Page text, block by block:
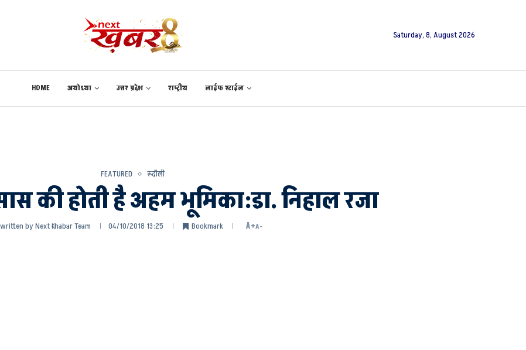
Saturday, 8, August 2026
HOME अयोध्या उत्तर प्रदेश राष्ट्रीय लाईफ स्टाईल
FEATURED रूदौली
की होती है अहम भूमिका:डा. निहाल रजा
written byNext Khabar Team 04/10/2018 13:25 Bookmark A+A-